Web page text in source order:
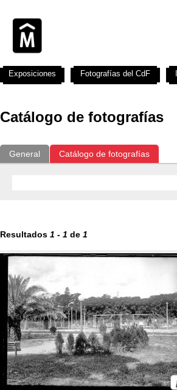
Catálogo de fotografías
General Catálogo de fotografías
Resultados 1 - 1 de 1
Exposiciones Fotografías del CdF